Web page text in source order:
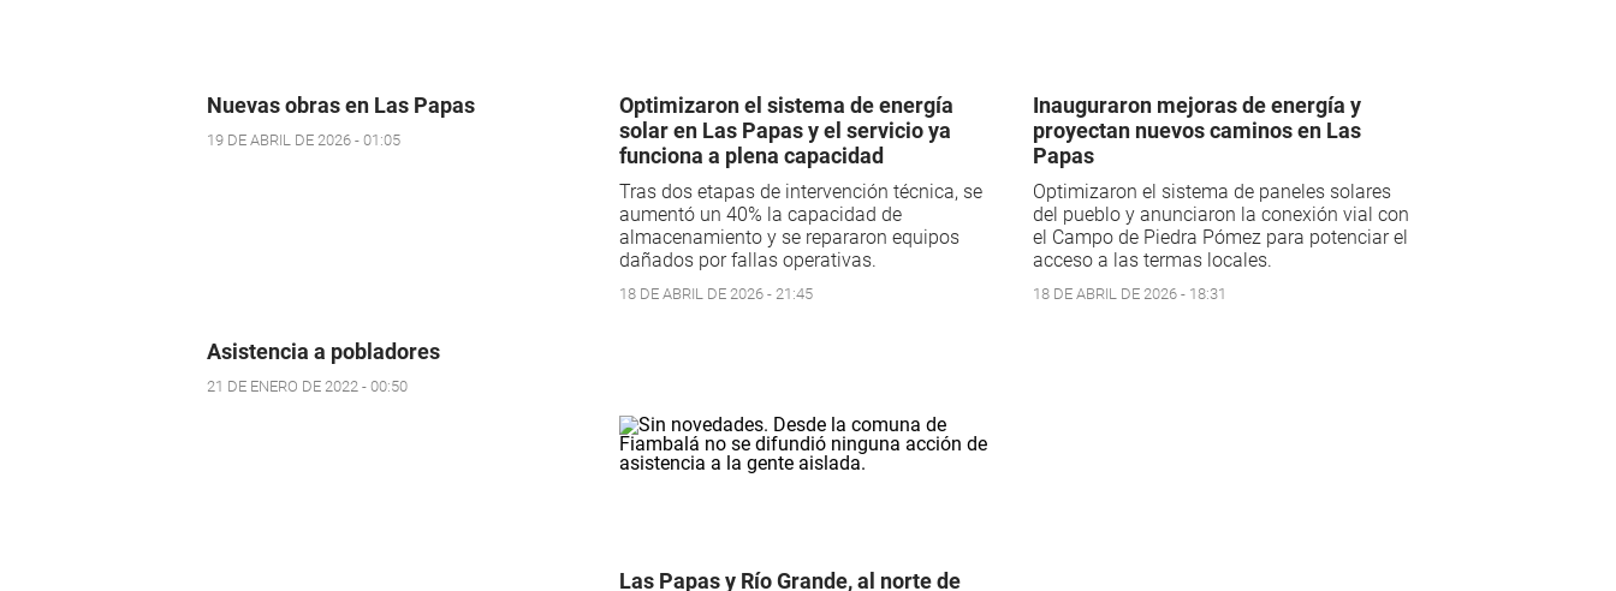
Nuevas obras en Las Papas
19 DE ABRIL DE 2026 - 01:05
Optimizaron el sistema de energía
solar en Las Papas y el servicio ya
funciona a plena capacidad
Tras dos etapas de intervención técnica, se
aumentó un 40% la capacidad de
almacenamiento y se repararon equipos
dañados por fallas operativas.
18 DE ABRIL DE 2026 - 21:45
Inauguraron mejoras de energía y
proyectan nuevos caminos en Las
Papas
Optimizaron el sistema de paneles solares
del pueblo y anunciaron la conexión vial con
el Campo de Piedra Pómez para potenciar el
acceso a las termas locales.
18 DE ABRIL DE 2026 - 18:31
Asistencia a pobladores
21 DE ENERO DE 2022 - 00:50
Las Papas y Río Grande, al norte de